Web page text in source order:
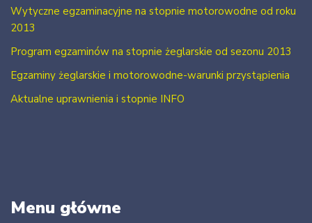
Wytyczne egzaminacyjne na stopnie motorowodne od roku
2013
Program egzaminów na stopnie żeglarskie od sezonu 2013
Egzaminy żeglarskie i motorowodne-warunki przystąpienia
Aktualne uprawnienia i stopnie INFO
Menu główne